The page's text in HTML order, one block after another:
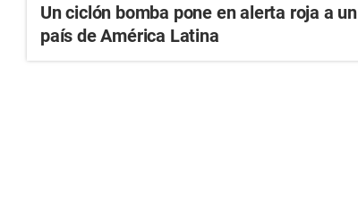
Un ciclón bomba pone en alerta roja a un
país de América Latina